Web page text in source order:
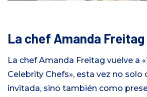
La chef Amanda Freitag
La chef Amanda Freitag vuelve a
Celebrity Chefs», esta vez no solo
invitada, sino también como